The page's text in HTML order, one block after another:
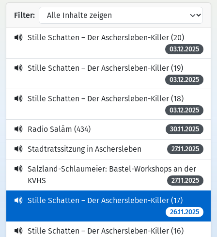
Filter:
Stille Schatten – Der Aschersleben-Killer (20)
03.12.2025
Stille Schatten – Der Aschersleben-Killer (19)
03.12.2025
Stille Schatten – Der Aschersleben-Killer (18)
03.12.2025
Radio Salām (434) 30.11.2025
Stadtratssitzung in Aschersleben 27.11.2025
Salzland-Schlaumeier: Bastel-Workshops an der
KVHS
27.11.2025
Stille Schatten – Der Aschersleben-Killer (17)
26.11.2025
Stille Schatten – Der Aschersleben-Killer (16)